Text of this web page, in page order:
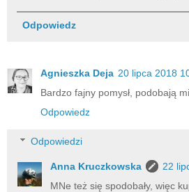
Odpowiedz
Agnieszka Deja 20 lipca 2018
Bardzo fajny pomysł, podobają
Odpowiedz
Odpowiedzi
Anna Kruczkowska
22
MNe też się spodobały, więc